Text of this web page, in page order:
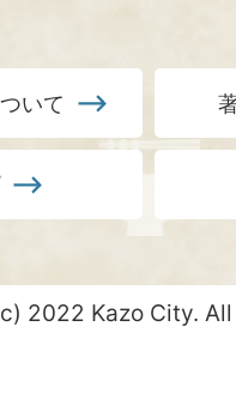
いて
2022 Kazo City.